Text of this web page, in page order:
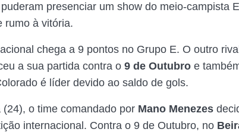
presenciar um show do meio-campista
rumo à vitória.
chega a 9 pontos no Grupo E. O outro
a sua partida contra o 9 de Outubro e
é líder devido ao saldo de gols.
o time comandado por Mano Menezes
internacional. Contra o 9 de Outubro, no